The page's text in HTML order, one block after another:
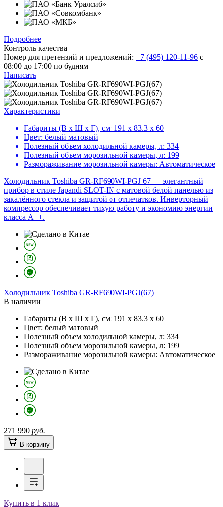
Подробнее
Контроль качества
Номер для претензий и предложений: +7 (495) 120-11-96 с
08:00 до 17:00 по будням
Написать
Характеристики
Габариты (В х Ш х Г), см: 191 х 83.3 х 60
Цвет: белый матовый
Полезный объем холодильной камеры, л: 334
Полезный объем морозильной камеры, л: 199
Размораживание морозильной камеры: Автоматическое
Холодильник Toshiba GR-RF690WI-PGJ 67 — элегантный
прибор в стиле Japandi SLOT-IN с матовой белой панелью из
закалённого стекла и защитой от отпечатков. Инверторный
компрессор обеспечивает тихую работу и экономию энергии
класса A++.
Холодильник Toshiba GR-RF690WI-PGJ(67)
В наличии
Габариты (В х Ш х Г), см: 191 х 83.3 х 60
Цвет: белый матовый
Полезный объем холодильной камеры, л: 334
Полезный объем морозильной камеры, л: 199
Размораживание морозильной камеры: Автоматическое
271 990 руб.
В корзину
Купить в 1 клик